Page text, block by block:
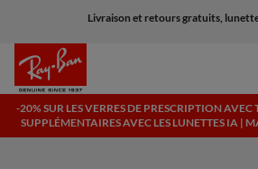
Livraison et retours gratuits,
-20% SUR LES VERRES DE PRESCRIPTION
SUPPLÉMENTAIRES AVEC LES LUNETTES IA |